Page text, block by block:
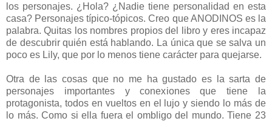
los personajes. ¿Hola? ¿Nadie tiene personalidad en esta
casa? Personajes típico-tópicos. Creo que ANODINOS es la
palabra. Quitas los nombres propios del libro y eres incapaz
de descubrir quién está hablando. La única que se salva un
poco es Lily, que por lo menos tiene carácter para quejarse.
Otra de las cosas que no me ha gustado es la sarta de
personajes importantes y conexiones que tiene la
protagonista, todos en vueltos en el lujo y siendo lo más de
lo más. Como si ella fuera el ombligo del mundo. Tiene 23